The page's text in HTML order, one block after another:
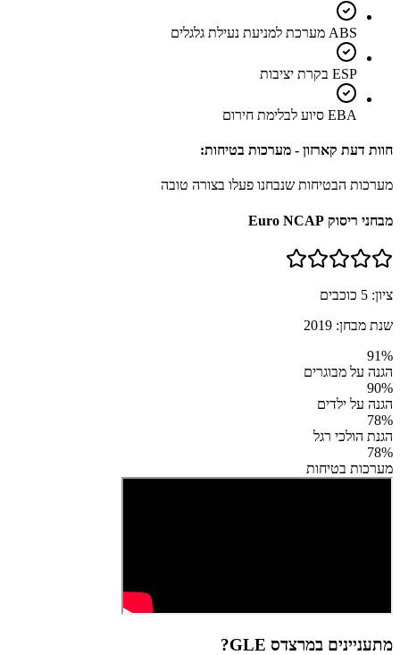
ABS מערכת למניעת נעילת גלגלים
ESP בקרת יציבות
EBA סיוע לבלימת חירום
חוות דעת קארזון - מערכות בטיחות:
מערכות הבטיחות שנבחנו פעלו בצורה טובה
מבחני ריסוק Euro NCAP
ציון: 5 כוכבים
שנת מבחן: 2019
91%
הגנה על מבוגרים
90%
הגנה על ילדים
78%
הגנת הולכי רגל
78%
מערכות בטיחות
מתעניינים במרצדס GLE ?